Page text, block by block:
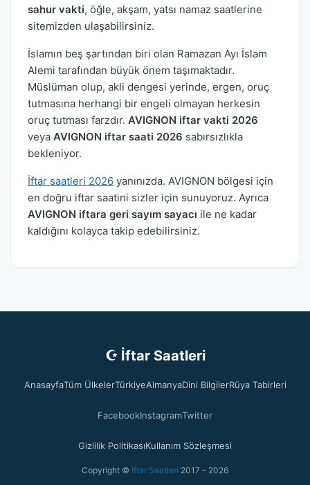
sahur vakti, öğle, akşam, yatsı namaz saatlerine
sitemizden ulaşabilirsiniz.
İslamın beş şartından biri olan Ramazan Ayı İslam
Alemi tarafından büyük önem taşımaktadır.
Müslüman olup, akli dengesi yerinde, ergen, oruç
tutmasına herhangi bir engeli olmayan herkesin
oruç tutması farzdır. AVIGNON iftar vakti 2026
veya AVIGNON iftar saati 2026 sabırsızlıkla
bekleniyor.
İftar saatleri 2026 yanınızda. AVIGNON bölgesi için
en doğru iftar saatini sizler için sunuyoruz. Ayrıca
AVIGNON iftara geri sayım sayacı ile ne kadar
kaldığını kolayca takip edebilirsiniz.
☪ İftar Saatleri
AnasayfaTüm ÜlkelerTürkiyeAlmanyaDini BilgilerRüya Tabirleri
FacebookInstagramTwitter
Gizlilik PolitikasıKullanım Sözleşmesi
Copyright © İftar Saatleri 2017 – 2026